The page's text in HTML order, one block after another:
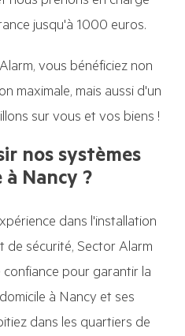
jusqu'à 1000 euros.
vous bénéficiez non
maximale, mais aussi d'un
sur vous et vos biens !
nos systèmes
à Nancy ?
dans l'installation
de sécurité, Sector Alarm
pour garantir la
à Nancy et ses
dans les quartiers de